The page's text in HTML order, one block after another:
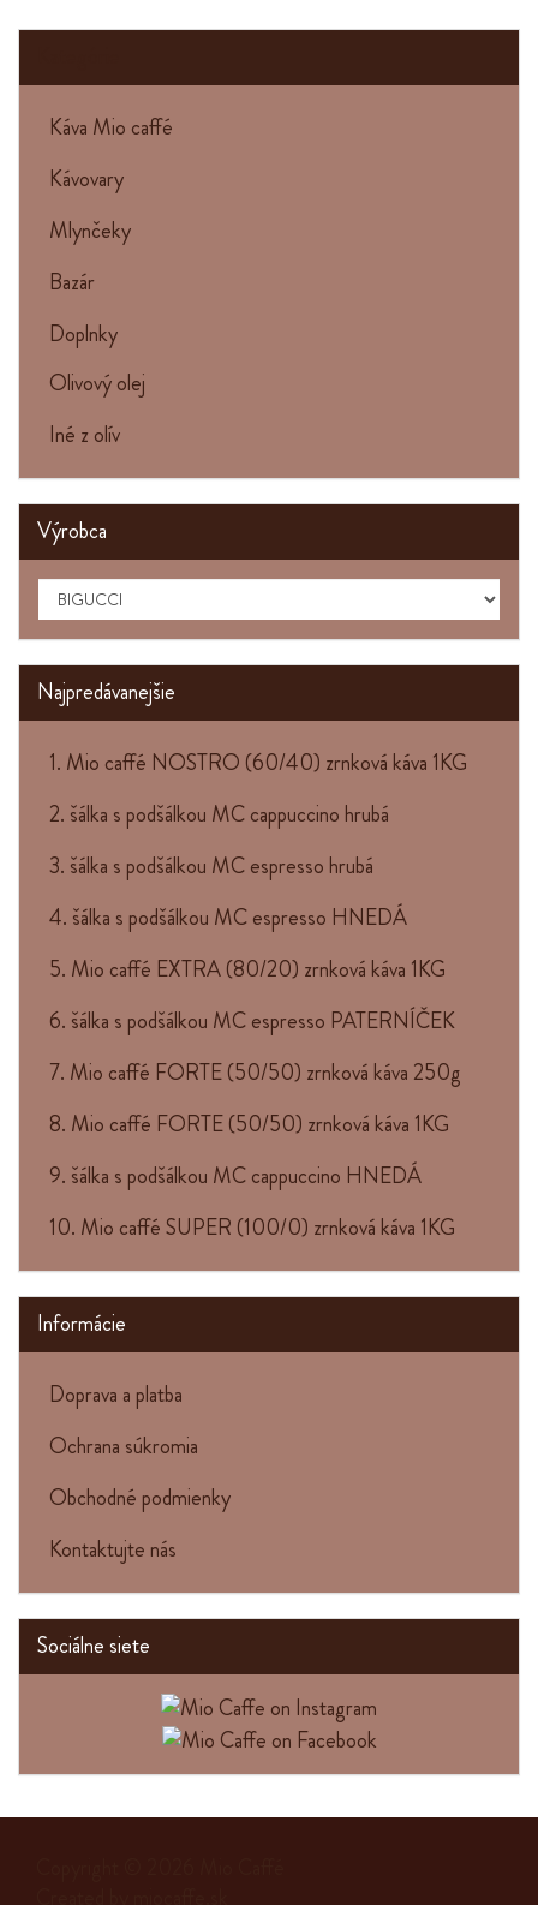
Káva Mio caffé
Kávovary
Mlynčeky
Bazár
Doplnky
Olivový olej
Iné z olív
Výrobca
Najpredávanejšie
1. Mio caffé NOSTRO (60/40) zrnková káva 1KG
2. šálka s podšálkou MC cappuccino hrubá
3. šálka s podšálkou MC espresso hrubá
4. šálka s podšálkou MC espresso HNEDÁ
5. Mio caffé EXTRA (80/20) zrnková káva 1KG
6. šálka s podšálkou MC espresso PATERNÍČEK
7. Mio caffé FORTE (50/50) zrnková káva 250g
8. Mio caffé FORTE (50/50) zrnková káva 1KG
9. šálka s podšálkou MC cappuccino HNEDÁ
10. Mio caffé SUPER (100/0) zrnková káva 1KG
Informácie
Doprava a platba
Ochrana súkromia
Obchodné podmienky
Kontaktujte nás
Sociálne siete